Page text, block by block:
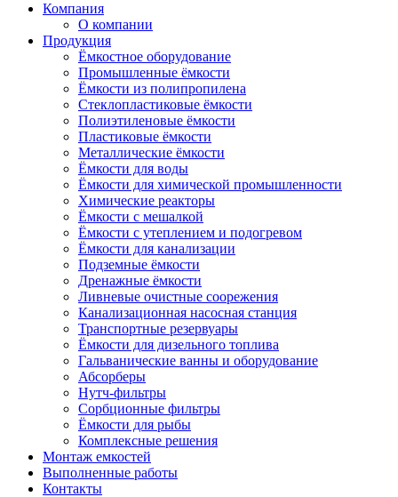
Компания
О компании
Продукция
Ёмкостное оборудование
Промышленные ёмкости
Ёмкости из полипропилена
Стеклопластиковые ёмкости
Полиэтиленовые ёмкости
Пластиковые ёмкости
Металлические ёмкости
Ёмкости для воды
Ёмкости для химической промышленности
Химические реакторы
Ёмкости с мешалкой
Ёмкости с утеплением и подогревом
Ёмкости для канализации
Подземные ёмкости
Дренажные ёмкости
Ливневые очистные соорежения
Канализационная насосная станция
Транспортные резервуары
Ёмкости для дизельного топлива
Гальванические ванны и оборудование
Абсорберы
Нутч-фильтры
Сорбционные фильтры
Ёмкости для рыбы
Комплексные решения
Монтаж емкостей
Выполненные работы
Контакты